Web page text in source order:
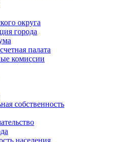
округа
города
палата
комиссии
собственность
населения